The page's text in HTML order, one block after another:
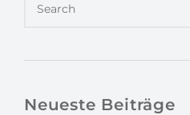
Neueste Beiträge